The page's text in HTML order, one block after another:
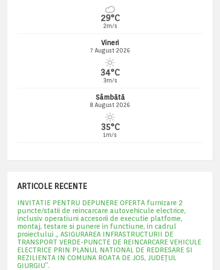
29°C
2m/s
Vineri
7 August 2026
34°C
3m/s
Sâmbătă
8 August 2026
35°C
1m/s
ARTICOLE RECENTE
INVITATIE PENTRU DEPUNERE OFERTA furnizare 2
puncte/statii de reincarcare autovehicule electrice,
inclusiv operatiuni accesorii de executie platfome,
montaj, testare si punere in functiune, in cadrul
proiectului „ ASIGURAREA INFRASTRUCTURII DE
TRANSPORT VERDE-PUNCTE DE REINCARCARE VEHICULE
ELECTRICE PRIN PLANUL NATIONAL DE REDRESARE SI
REZILIENTA IN COMUNA ROATA DE JOS, JUDEŢUL
GIURGIU”.